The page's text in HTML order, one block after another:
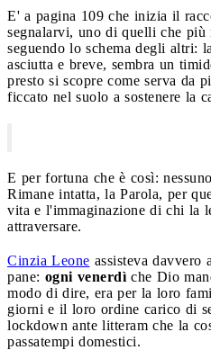
E' a pagina 109 che inizia il
segnalarvi, uno di quelli che più
seguendo lo schema degli altri: la
asciutta e breve, sembra un
presto si scopre come serva da
ficcato nel suolo a sostenere la
E per fortuna che è così: nessuno
Rimane intatta, la Parola, per
vita e l'immaginazione di chi la
attraversare.
Cinzia Leone assisteva davvero
pane: ogni venerdì che Dio
modo di dire, era per la loro
giorni e il loro ordine carico di
lockdown ante litteram che la
passatempi domestici.